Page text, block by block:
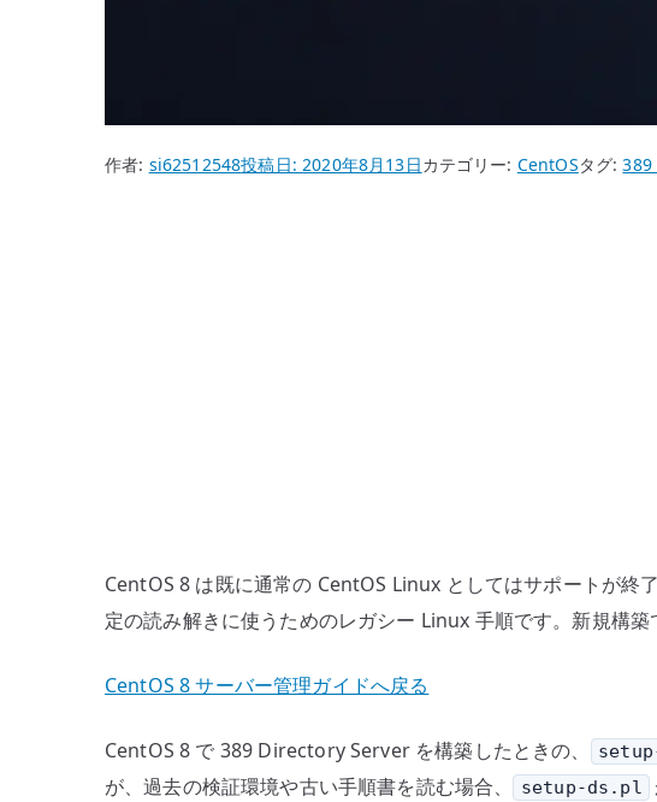
作者: si62512548投稿日:2020年8月13日カテゴリー: CentOSタグ:389
CentOS 8 は既に通常の CentOS Linux としてはサポートが終
定の読み解きに使うためのレガシー Linux 手順です。新規構
CentOS 8 サーバー管理ガイドへ戻る
CentOS 8 で 389 Directory Server を構築したときの、
が、過去の検証環境や古い手順書を読む場合、
setup-ds.pl